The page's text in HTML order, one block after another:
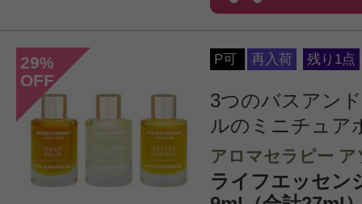
29%
OFF
P可 再入荷 残り1点
3つのバスアン
ルのミニチュア
アロマセラピー
ライフエッセン